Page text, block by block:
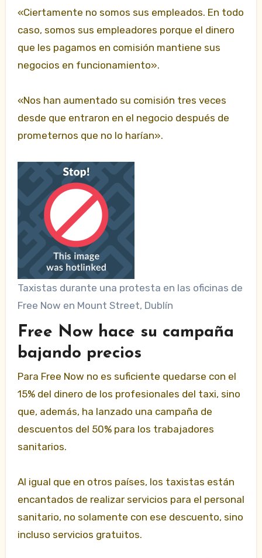
«Ciertamente no somos sus empleados. En todo
caso, somos sus empleadores porque el dinero
que les pagamos en comisión mantiene sus
negocios en funcionamiento».
«Nos han aumentado su comisión tres veces
desde que entraron en el negocio después de
prometernos que no lo harían».
Taxistas durante una protesta en las oficinas de
Free Now en Mount Street, Dublín
Free Now hace su campaña
bajando precios
Para Free Now no es suficiente quedarse con el
15% del dinero de los profesionales del taxi, sino
que, además, ha lanzado una campaña de
descuentos del 50% para los trabajadores
sanitarios.
Al igual que en otros países, los taxistas están
encantados de realizar servicios para el personal
sanitario, no solamente con ese descuento, sino
incluso servicios gratuitos.